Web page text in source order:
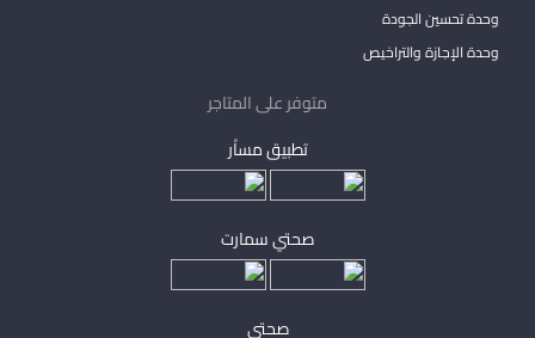
وحدة تحسين الجودة
وحدة الإجازة والتراخيص
متوفر على المتاجر
تطبيق مساْر
صحتي سمارت
صحتي